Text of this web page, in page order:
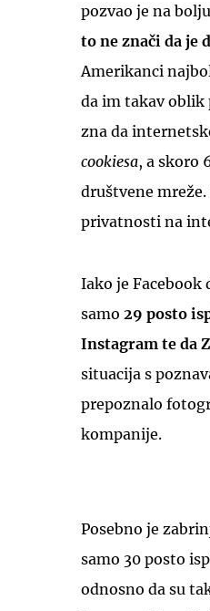
pozvao je na
to ne znači da je
Amerikanci
da im takav
zna da
cookiesa, a skoro
društvene
privatnosti na
Iako je Facebook
samo 29 posto
Instagram te da
situacija s
prepoznalo
kompanije.
Posebno je
samo 30 posto
odnosno da su